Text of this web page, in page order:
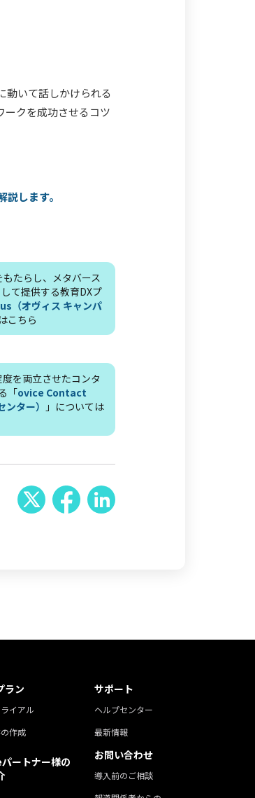
動いて話しかけられる
ークを成功させるコツ
します。
たらし、メタバース
て提供する教育DXプ
（オヴィス キャンパ
こちら
を両立させたコンタ
「ovice Contact
ター）
」については
ラン
イアル
作成
ートナー様の
サポート
ヘルプセンター
最新情報
お問い合わせ
導入前のご相談